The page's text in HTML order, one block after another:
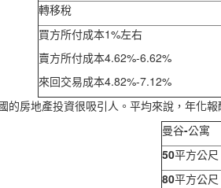
轉移稅
買方所付成本1%左右
賣方所付成本4.62%-6.62%
來回交易成本4.82%-7.12%
的房地產投資很吸引人。平均來說，年化
曼谷-公寓
50平方公尺
80平方公尺